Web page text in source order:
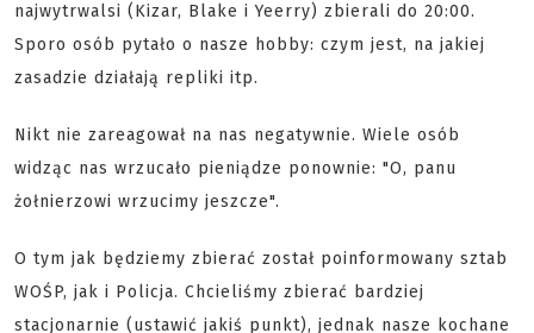
najwytrwalsi (Kizar, Blake i Yeerry) zbierali do 20:00.
Sporo osób pytało o nasze hobby: czym jest, na jakiej
zasadzie działają repliki itp.
Nikt nie zareagował na nas negatywnie. Wiele osób
widząc nas wrzucało pieniądze ponownie: "O, panu
żołnierzowi wrzucimy jeszcze".
O tym jak będziemy zbierać został poinformowany sztab
WOŚP, jak i Policja. Chcieliśmy zbierać bardziej
stacjonarnie (ustawić jakiś punkt), jednak nasze kochane